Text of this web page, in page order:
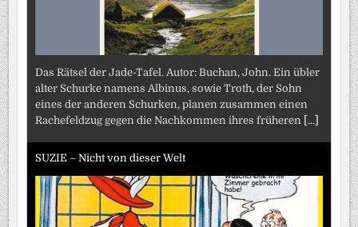
Das Rätsel der Jade-Tafel. Autor: Buchan, John. Ein übler
alter Schurke namens Albinus, sowie Troth, der Sohn
eines der anderen Schurken, planen zusammen einen
Rachefeldzug gegen die Nachkommen ihres früheren [...]
SUZIE – Nicht von dieser Welt